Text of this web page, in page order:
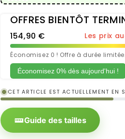
OFFRES BIENTÔT
154,90 € Les prix
Économisez 0 ! Offre à durée limitée.
Économisez 0% dès aujourd'hui !
CET ARTICLE EST ACTUELLEMENT EN
Guide des tailles